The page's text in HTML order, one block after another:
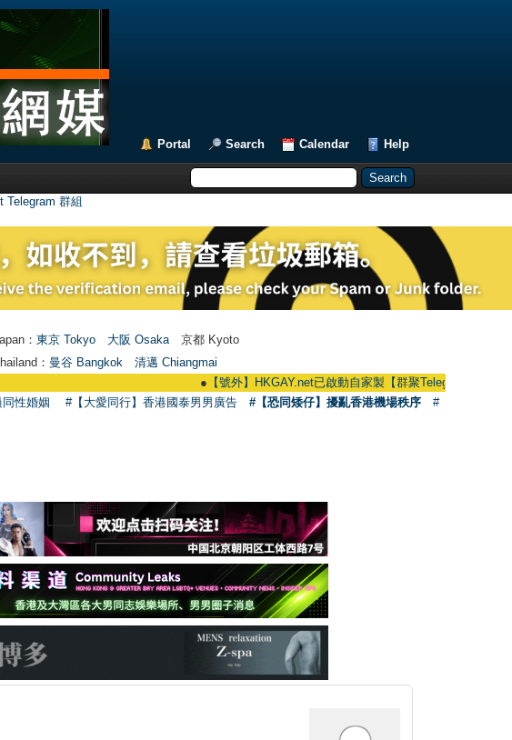
Portal Search Calendar Help
Telegram 群組
： 東京 Tokyo 大阪 Osaka 京都 Kyoto
： 曼谷 Bangkok
清邁 Chiangmai
【號外】HKGAY.net已啟動自家製【群聚Telegram群組】
性婚姻 #【大愛同行】香港國泰男男廣告 #【恐同矮仔】擾亂香港機場秩序
#